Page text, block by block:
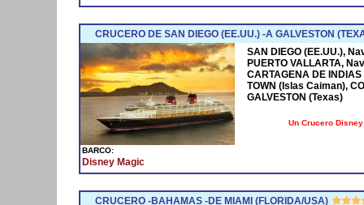
CRUCERO DE SAN DIEGO (EE.UU.) -A GALVESTON
BARCO:
Disney Magic
SAN DIEGO (EE.UU.),
PUERTO VALLARTA,
CARTAGENA DE
TOWN (Islas Caiman),
GALVESTON (Texas)
Un Crucero
CRUCERO -BAHAMAS -DE MIAMI (FLORIDA/USA)